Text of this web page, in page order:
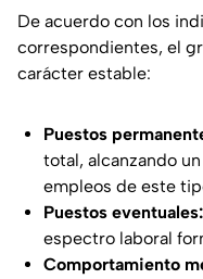
De acuerdo con los
correspondientes, el
carácter estable:
Puestos
total, alcanzando
empleos de este
Puestos eventuales:
espectro laboral
Comportamiento